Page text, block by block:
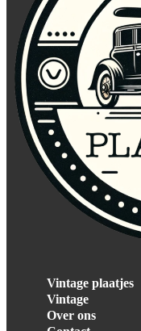
Vintage plaatjes
Vintage
Over ons